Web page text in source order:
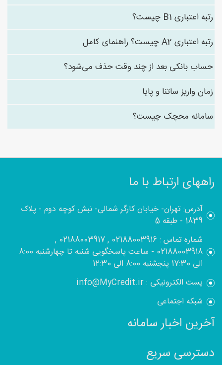
رتبه اعتباری B1 چیست؟
رتبه اعتباری A2 چیست؟ راهنمای کامل
حساب بانکی بعد از چند وقت حذف می‌شود؟
زمان واریز ساتنا و پایا
سامانه محچک چیست؟
راههای ارتباط با ما
آدرس: تهران- خیابان کارگر شمالی- نبش کوچه دوم - پلاک
1839 - طبقه 5
شماره تماس : 02188003916 , 02188003917 ,
02188003918 - ساعت پاسخگویی شنبه تا چهارشنبه 8:00
الی 17:30 پنجشنبه 8:00 الی 12:30
پست الکترونیکی : info@MyCredit.ir
شبکه اجتماعی
آخرین اخبار سامانه
دسترسی سریع